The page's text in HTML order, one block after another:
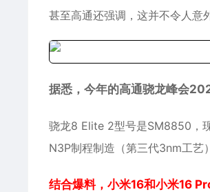
甚至高通还强调，这并不令人意
据悉，今年的高通骁龙峰会
骁龙8 Elite 2型号是SM8850，
N3P制程制造（第三代3nm工艺
结合爆料，小米16和小米16